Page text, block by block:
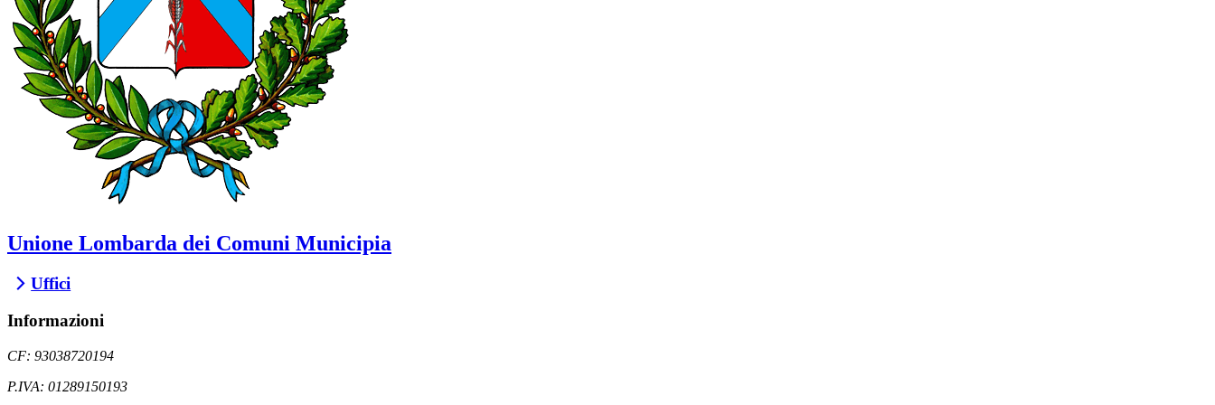
Unione Lombarda dei Comuni Municipia
Uffici
Informazioni
CF: 93038720194
P.IVA: 01289150193